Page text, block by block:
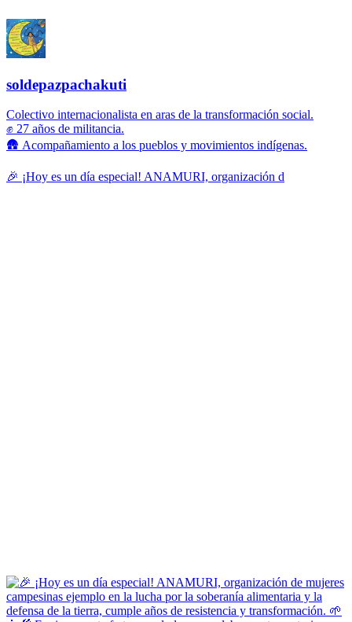
soldepazpachakuti
Colectivo internacionalista en aras de la transformación social.
✊ 27 años de militancia.
🛖 Acompañamiento a los pueblos y movimientos indígenas.
🎉 ¡Hoy es un día especial! ANAMURI, organización d